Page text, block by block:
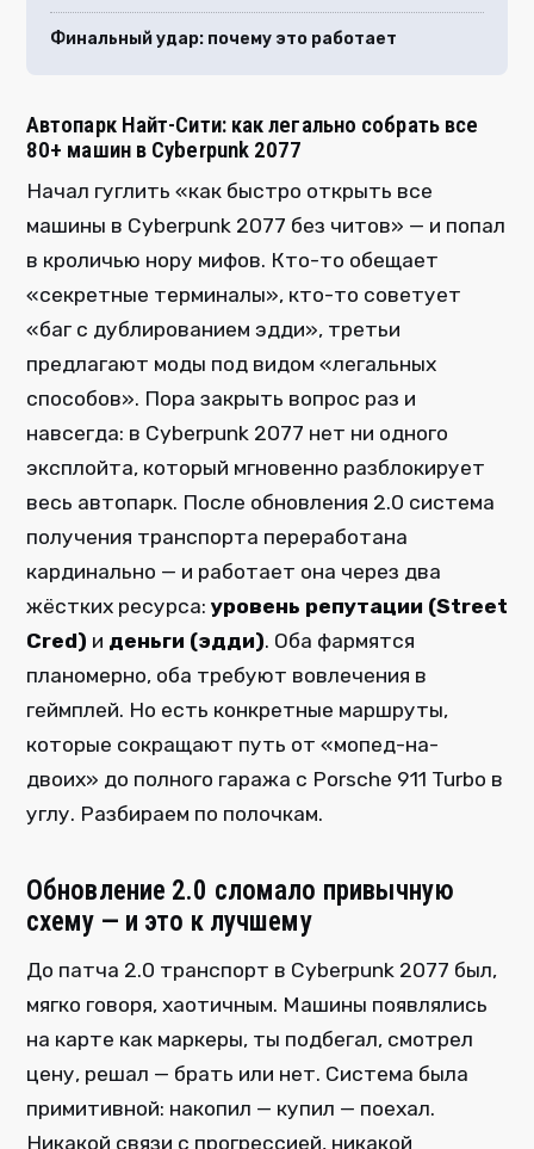
Финальный удар: почему это работает
Автопарк Найт-Сити: как легально собрать все
80+ машин в Cyberpunk 2077
Начал гуглить «как быстро открыть все
машины в Cyberpunk 2077 без читов» — и попал
в кроличью нору мифов. Кто-то обещает
«секретные терминалы», кто-то советует
«баг с дублированием эдди», третьи
предлагают моды под видом «легальных
способов». Пора закрыть вопрос раз и
навсегда: в Cyberpunk 2077 нет ни одного
эксплойта, который мгновенно разблокирует
весь автопарк. После обновления 2.0 система
получения транспорта переработана
кардинально — и работает она через два
жёстких ресурса: уровень репутации (Street
Cred) и деньги (эдди). Оба фармятся
планомерно, оба требуют вовлечения в
геймплей. Но есть конкретные маршруты,
которые сокращают путь от «мопед-на-
двоих» до полного гаража с Porsche 911 Turbo в
углу. Разбираем по полочкам.
Обновление 2.0 сломало привычную
схему — и это к лучшему
До патча 2.0 транспорт в Cyberpunk 2077 был,
мягко говоря, хаотичным. Машины появлялись
на карте как маркеры, ты подбегал, смотрел
цену, решал — брать или нет. Система была
примитивной: накопил — купил — поехал.
Никакой связи с прогрессией, никакой